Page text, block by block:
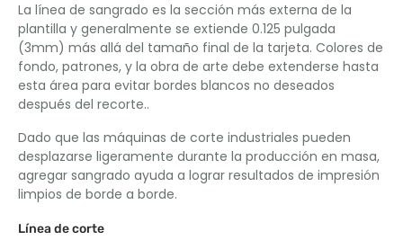
La línea de sangrado es la sección más externa de la
plantilla y generalmente se extiende 0.125 pulgada
(3mm) más allá del tamaño final de la tarjeta. Colores de
fondo, patrones, y la obra de arte debe extenderse hasta
esta área para evitar bordes blancos no deseados
después del recorte..
Dado que las máquinas de corte industriales pueden
desplazarse ligeramente durante la producción en masa,
agregar sangrado ayuda a lograr resultados de impresión
limpios de borde a borde.
Línea de corte